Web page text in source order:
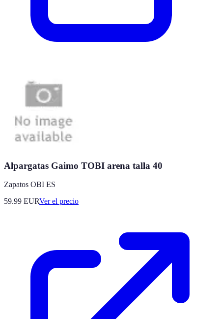
Alpargatas Gaimo TOBI arena talla 40
Zapatos OBI ES
59.99 EURVer el precio